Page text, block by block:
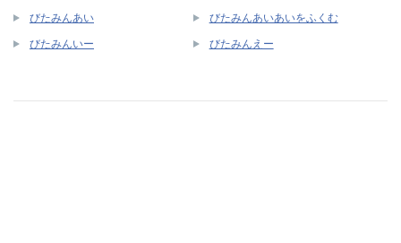
びたみんあい びたみんあいあいをふくむ
びたみんいー びたみんえー